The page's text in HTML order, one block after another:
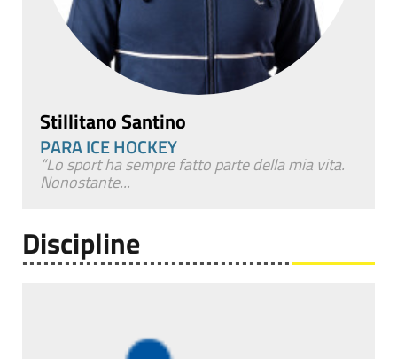
Stillitano Santino
PARA ICE HOCKEY
“Lo sport ha sempre fatto parte della mia vita.
Nonostante...
Discipline